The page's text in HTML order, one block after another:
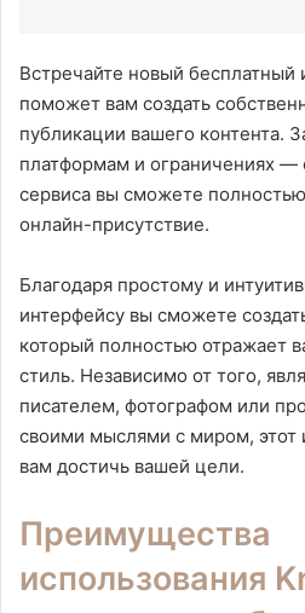
Встречайте новый бесплатный
поможет вам создать
публикации вашего контента.
платформам и ограничениях —
сервиса вы сможете
онлайн-присутствие.
Благодаря простому и
интерфейсу вы сможете
который полностью отражает
стиль. Независимо от того,
писателем, фотографом или
своими мыслями с миром,
вам достичь вашей цели.
Преимущества
использования